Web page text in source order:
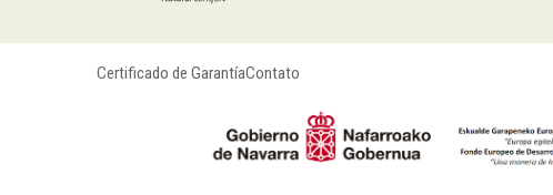
Certificado de GarantíaContato